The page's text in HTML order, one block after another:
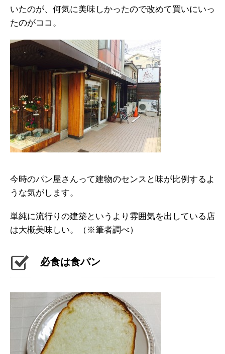
いたのが、何気に美味しかったので改めて買いにいっ
たのがココ。
今時のパン屋さんって建物のセンスと味が比例するよ
うな気がします。
単純に流行りの建築というより雰囲気を出している店
は大概美味しい。（※筆者調べ）
必食は食パン